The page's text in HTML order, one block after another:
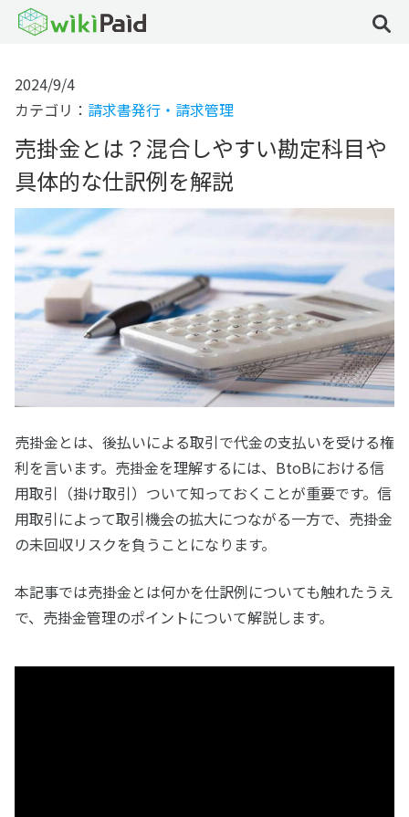
2024/9/4
カテゴリ： 請求書発行・請求管理
売掛金とは？混合しやすい勘定科目や
具体的な仕訳例を解説
売掛金とは、後払いによる取引で代金の支払いを受ける権
利を言います。売掛金を理解するには、BtoBにおける信
用取引（掛け取引）ついて知っておくことが重要です。信
用取引によって取引機会の拡大につながる一方で、売掛金
の未回収リスクを負うことになります。
本記事では売掛金とは何かを仕訳例についても触れたうえ
で、売掛金管理のポイントについて解説します。